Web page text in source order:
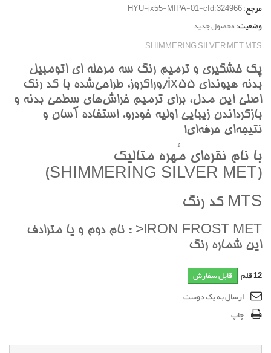
مرجع:HYU-ix55-MIPA-01-cId:324966
وضعیت:محصول جدید
SHIMMERING SILVER MET MTS
پک خشگيري و ترميم رنگ سه مرحله اي اتومبيل
بدنه هيونداي ix55/وراکروز، طراحي‌شده با کد رنگ
اصلي اين مدل، براي ترميم خراش‌هاي سطحي بدنه و
بازگرداندن زيبايي اوليه خودرو. استفاده آسان و
نتيجه‌اي حرفه‌اي!
با نام نقره‌اي مُهره متاليک
(SHIMMERING SILVER MET)
MTS کد رنگ
IRON FROST MET< : نام دوم و يا مترادف
اين شماره رنگ
12قلم قابل سفارش
ارسال به یک دوست
چاپ